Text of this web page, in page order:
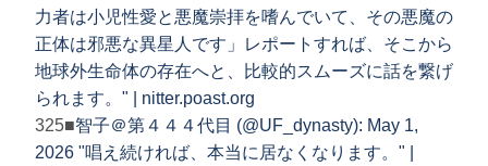
力者は小児性愛と悪魔崇拝を嗜んでいて、その悪魔の
正体は邪悪な異星人です」レポートすれば、そこから
地球外生命体の存在へと、比較的スムーズに話を繋げ
られます。" | nitter.poast.org
325■智子＠第４４４代目 (@UF_dynasty): May 1,
2026 "唱え続ければ、本当に居なくなります。" |